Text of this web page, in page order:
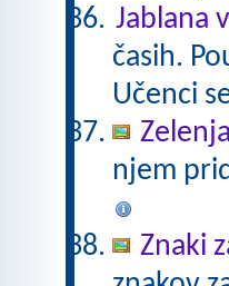
Jablana
časih.
Učenci
njem
Znaki